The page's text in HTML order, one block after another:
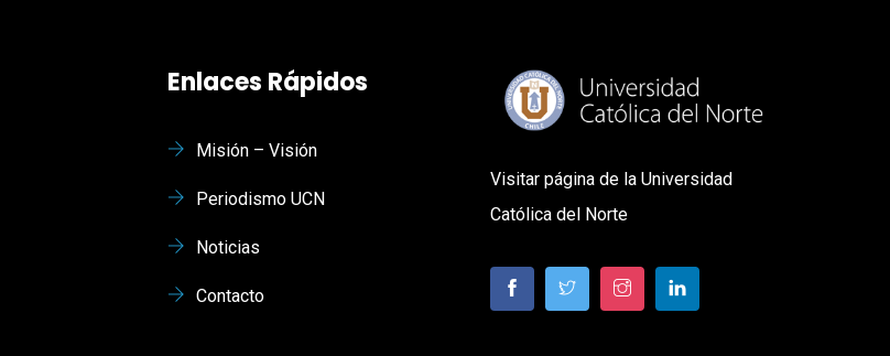
Enlaces Rápidos
Misión – Visión
Periodismo UCN
Noticias
Contacto
Visitar página de la Universidad
Católica del Norte